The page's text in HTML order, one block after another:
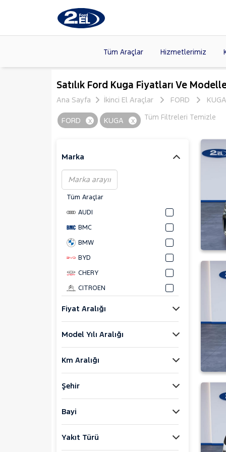
Tüm Araçlar Hizmetlerimiz
Markalar >
Modeller >
Kasalar
FORD
HYUNDAI
SKODA
Satılık Ford Kuga Fiyatları Ve
Ana Sayfa
İkinci El Araçlar FORD KUGA
Tüm Filtreleri Temizle
FORD x KUGA x
Marka
Tüm Araçlar
AUDI
BMC
BMW
BYD
CHERY
CITROEN
DAIHATSU
FIAT
FORD
E-Tourneo Courier
E-Transit
Fiyat Aralığı
Model Yılı Aralığı
Km Aralığı
Şehir
Bayi
Yakıt Türü